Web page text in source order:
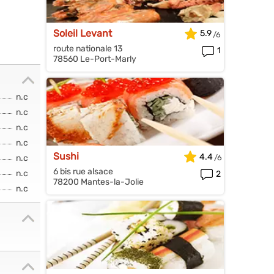
n.c
n.c
n.c
n.c
n.c
n.c
n.c
Soleil Levant
route nationale 13
78560 Le-Port-Marly
5.9
1
Sushi
6 bis rue alsace
78200 Mantes-la-Jolie
4.4
2